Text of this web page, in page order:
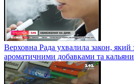
Верховна Рада ухвалила закон, який
ароматичними добавками та кальяни